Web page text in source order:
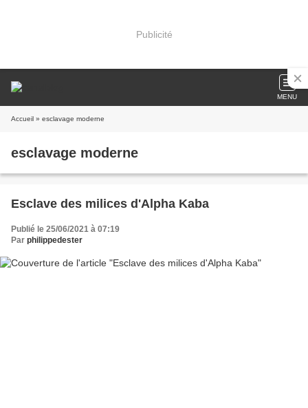
Publicité
MENU
Accueil » esclavage moderne
esclavage moderne
Esclave des milices d'Alpha Kaba
Publié le 25/06/2021 à 07:19
Par philippedester